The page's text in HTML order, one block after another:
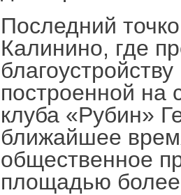
Последний
Калинино, где
построенной на
клуба «Рубин»
ближайшее
общественное
площадью